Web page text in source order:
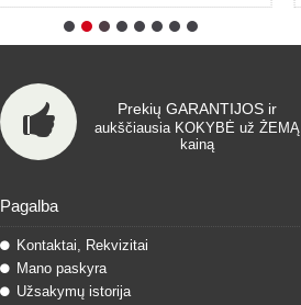
Prekių GARANTIJOS ir
aukščiausia KOKYBĖ už ŽEMĄ
kainą
Pagalba
Kontaktai, Rekvizitai
Mano paskyra
Užsakymų istorija